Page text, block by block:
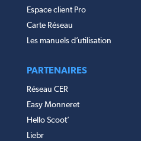
Espace client Pro
Carte Réseau
Les manuels d’utilisation
PARTENAIRES
Réseau CER
Easy Monneret
Hello Scoot’
Liebr